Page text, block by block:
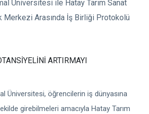
Üniversitesi ile Hatay Tarım Sanat
Merkezi Arasında İş Birliği Protokolü
Üniversitesi, öğrencilerin iş dünyasına
girebilmeleri amacıyla Hatay Tarım